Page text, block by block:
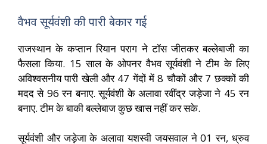
वैभव सूर्यवंशी की पारी बेकार गई
राजस्थान के कप्तान रियान पराग ने टॉस जीतकर बल्लेबाजी का
फैसला किया. 15 साल के ओपनर वैभव सूर्यवंशी ने टीम के लिए
अविश्वसनीय पारी खेली और 47 गेंदों में 8 चौकों और 7 छक्कों की
मदद से 96 रन बनाए. सूर्यवंशी के अलावा रवींद्र जड़ेजा ने 45 रन
बनाए. टीम के बाकी बल्लेबाज कुछ खास नहीं कर सके.
सूर्यवंशी और जड़ेजा के अलावा यशस्वी जयसवाल ने 01 रन, ध्रुव